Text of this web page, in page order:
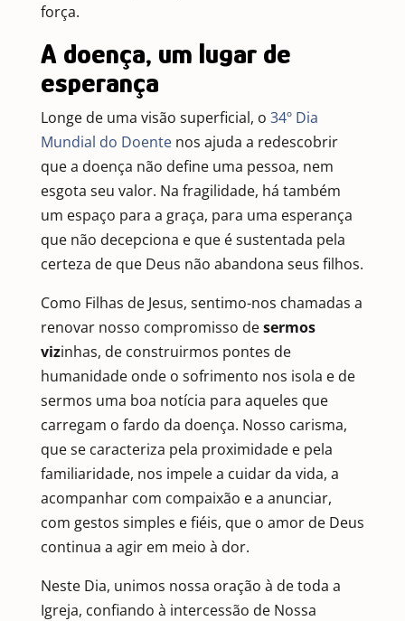
força.
A doença, um lugar de
esperança
Longe de uma visão superficial, o 34º Dia
Mundial do Doentenos ajuda a redescobrir
que a doença não define uma pessoa, nem
esgota seu valor. Na fragilidade, há também
um espaço para a graça, para uma esperança
que não decepciona e que é sustentada pela
certeza de que Deus não abandona seus filhos.
Como Filhas de Jesus, sentimo-nos chamadas a
renovar nosso compromisso desermos
vizinhas, de construirmos pontes de
humanidade onde o sofrimento nos isola e de
sermos uma boa notícia para aqueles que
carregam o fardo da doença. Nosso carisma,
que se caracteriza pela proximidade e pela
familiaridade, nos impele a cuidar da vida, a
acompanhar com compaixão e a anunciar,
com gestos simples e fiéis, que o amor de Deus
continua a agir em meio à dor.
Neste Dia, unimos nossa oração à de toda a
Igreja, confiando à intercessão de Nossa